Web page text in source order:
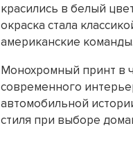
красились в белый
окраска стала
американские команды.
Монохромный принт в
современного
автомобильной
стиля при выборе